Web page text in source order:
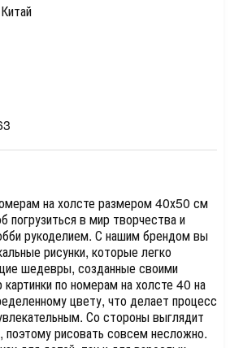
Китай
на холсте размером 40х50 см
погрузиться в мир творчества и
рукоделием. С нашим брендом вы
рисунки, которые легко
шедевры, созданные своими
по номерам на холсте 40 на
цвету, что делает процесс
Со стороны выглядит
поэтому рисовать совсем несложно.